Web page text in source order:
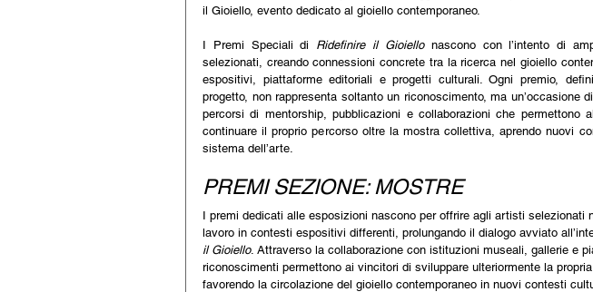
il Gioiello, evento dedicato al gioiello contemporaneo.
I Premi Speciali di Ridefinire il Gioiello nascono con l’intento di
selezionati, creando connessioni concrete tra la ricerca nel gioiello
espositivi, piattaforme editoriali e progetti culturali. Ogni premio,
progetto, non rappresenta soltanto un riconoscimento, ma un’occasione
percorsi di mentorship, pubblicazioni e collaborazioni che
continuare il proprio percorso oltre la mostra collettiva, aprendo nuovi
sistema dell’arte.
PREMI SEZIONE: MOSTRE
I premi dedicati alle esposizioni nascono per offrire agli artisti selezionati
lavoro in contesti espositivi differenti, prolungando il dialogo avviato
il Gioiello. Attraverso la collaborazione con istituzioni museali, gallerie e
riconoscimenti permettono ai vincitori di sviluppare ulteriormente la
favorendo la circolazione del gioiello contemporaneo in nuovi contesti